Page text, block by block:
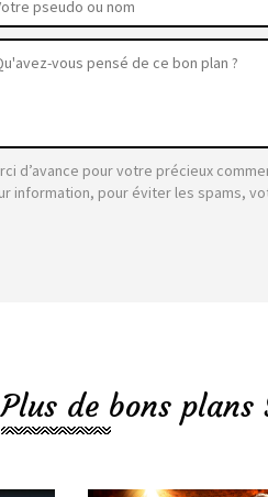
d’avance pour votre précieux
information, pour éviter les spams,
Plus de bons